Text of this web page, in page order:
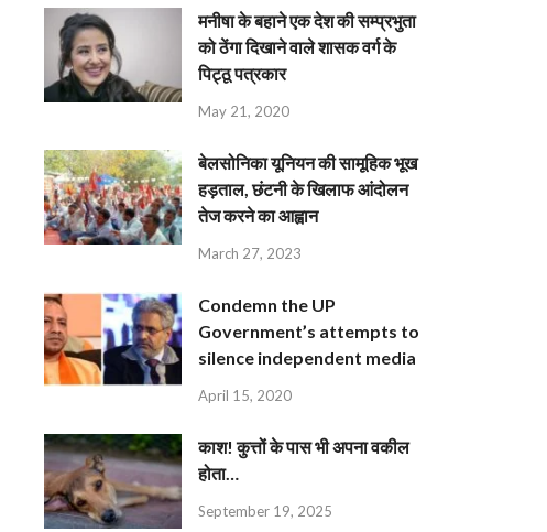
मनीषा के बहाने एक देश की सम्प्रभुता
को ठेंगा दिखाने वाले शासक वर्ग के
पिट्ठू पत्रकार
May 21, 2020
बेलसोनिका यूनियन की सामूहिक भूख
हड़ताल, छंटनी के खिलाफ आंदोलन
तेज करने का आह्वान
March 27, 2023
Condemn the UP
Government’s attempts to
silence independent media
April 15, 2020
काश! कुत्तों के पास भी अपना वकील
होता…
September 19, 2025